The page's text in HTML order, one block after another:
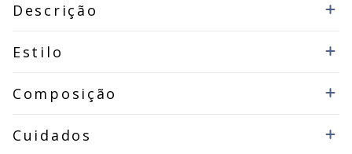
Descrição
Estilo
Composição
Cuidados